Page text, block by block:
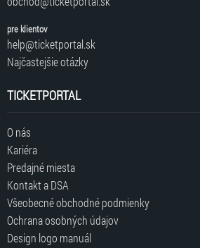
pre klientov
help@ticketportal.sk
Najčastejšie otázky
TICKETPORTAL
O nás
Kariéra
Predajné miesta
Kontakt a DSA
Všeobecné obchodné podmienky
Ochrana osobných údajov
Design logo manuál